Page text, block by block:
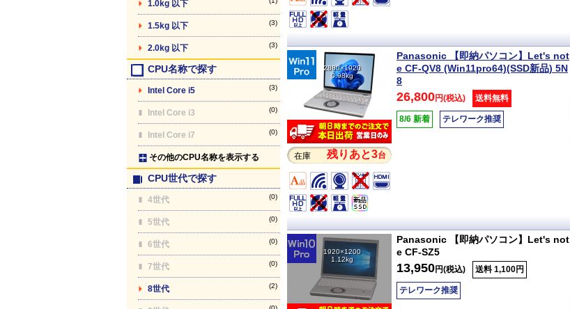
1.0kg 以下
1.5kg 以下 (3)
2.0kg 以下 (3)
CPU名称で探す
Intel Core i5 (3)
Intel Core i3 (0)
Intel Core i7 (0)
その他のCPU名称を表示する
CPU世代で探す
4世代 (0)
5世代 (0)
6世代 (0)
7世代 (0)
8世代 (2)
2880×1920
0.98kg
在庫 残りあと3台
Panasonic 【即納パソコン】Let's not
e CF-QV8 (Win11pro64)(SSD新品) 5N
8
26,800円(税込) 送料無料
8/6 新着 テレワーク推奨
1920×1200
1.12kg
Panasonic 【即納パソコン】Let's not
e CF-SZ5
13,950円(税込) 送料 1,100円
テレワーク推奨